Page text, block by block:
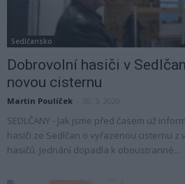
Sedlčansko
Dobrovolní hasiči v
novou cisternu
Martin Poulíček
SEDLČANY - Jak jsme před časem už
hasiči ze Sedlčan o vyřazenou cisternu
hasičů. Jednání dopadla k oboustranné...